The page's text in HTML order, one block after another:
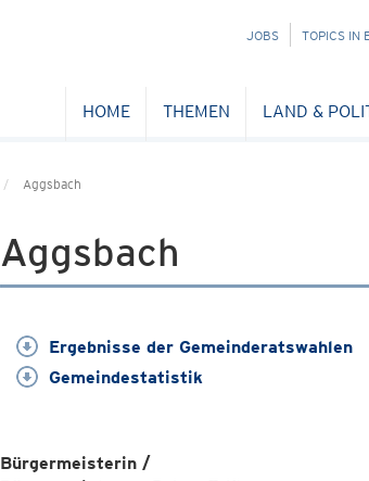
NAVIGATION
JOBS TOPICS IN
HOME THEMEN LAND &
Aggsbach
Aggsbach
Ergebnisse der Gemeinderatswahlen
Gemeindestatistik
Bürgermeisterin /